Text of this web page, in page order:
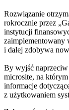
Rozwiązanie
rokrocznie przez
instytucji
zaimplementowany
i dalej zdobywa
By wyjść
microsite, na
informacje
z użytkowaniem